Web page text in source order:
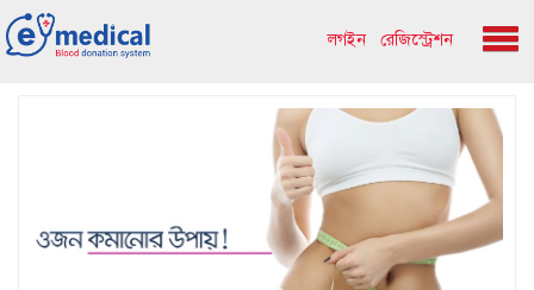
লগইন রেজিস্ট্রেশন